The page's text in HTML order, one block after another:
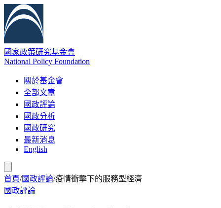
國家政策研究基金會
National Policy Foundation
關於基金會
全部文章
國政評論
國政分析
國政研究
最新消息
English
首頁/國政評論/疫情衝擊下的服務型經濟
國政評論